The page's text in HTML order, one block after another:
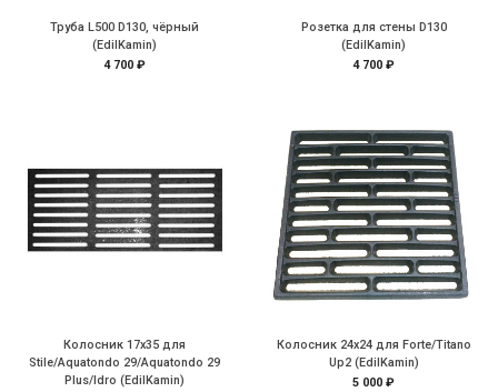
Труба L500 D130, чёрный
(EdilKamin)
4 700 ₽
Розетка для стены D130
(EdilKamin)
4 700 ₽
Колосник 17х35 для
Stile/Aquatondo 29/Aquatondo 29
Plus/Idro (EdilKamin)
Колосник 24х24 для Forte/Titano
Up2 (EdilKamin)
5 000 ₽